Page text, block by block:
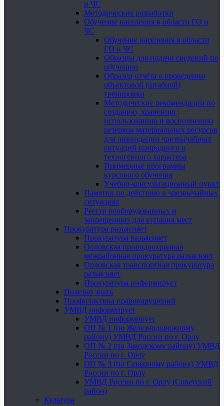
и ЧС
Методические разработки
Обучение населения в области ГО и
ЧС
Обучение населения в области
ГО и ЧС
Образцы для подачи сведений по
обучению
Образец отчёта о проведении
объектовой (штабной)
тренировки
Методические рекомендации по
созданию, хранению ,
использованию и восполнению
резервов материальных ресурсов
для ликвидации чрезвычайных
ситуаций природного и
техногенного характера
Примерные программы
курсового обучения
Учебно-консультационный пункт
Памятки по действию в чрезвычайных
ситуациях
Реестр необорудованных и
запрещенных для купания мест
Прокуратура разъясняет
Прокуратура разъясняет
Орловская природоохранная
межрайонная прокуратура разъясняет
Орловская транспортная прокуратура
разъясняет
Прокуратура информирует
Полезно знать
Профилактика правонарушений
УМВД информирует
УМВД информирует
ОП № 1 (по Железнодорожному
району) УМВД России по г. Орлу
ОП № 2 (по Заводскому району) УМВД
России по г. Орлу
ОП № 3 (по Северному району) УМВД
России по г. Орлу
УМВД России по г. Орлу (Советский
район)
Культура